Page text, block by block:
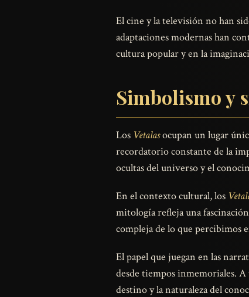
El cine y la televisión no han
adaptaciones modernas han
cultura popular y en la
Simbolismo y
Los Vetalasocupan un lugar
recordatorio constante de la
ocultas del universo y el
En el contexto cultural, los
mitología refleja una
compleja de lo que percibimos
El papel que juegan en las
desde tiempos inmemoriales.
destino y la naturaleza del